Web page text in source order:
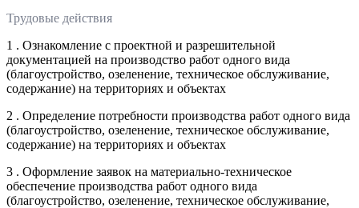
Трудовые действия
1 . Ознакомление с проектной и разрешительной
документацией на производство работ одного вида
(благоустройство, озеленение, техническое обслуживание,
содержание) на территориях и объектах
2 . Определение потребности производства работ одного вида
(благоустройство, озеленение, техническое обслуживание,
содержание) на территориях и объектах
3 . Оформление заявок на материально-техническое
обеспечение производства работ одного вида
(благоустройство, озеленение, техническое обслуживание,